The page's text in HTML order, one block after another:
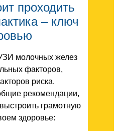
проходить
– ключ
молочных желез
факторов,
риска.
рекомендации,
грамотную
здоровье: